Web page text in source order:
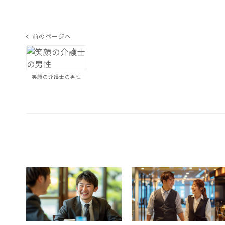
前のページへ
笑顔の介護士の男性